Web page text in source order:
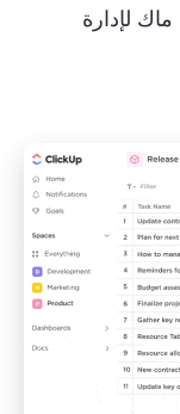
أفضل 15 برنامج ماك لإدارة